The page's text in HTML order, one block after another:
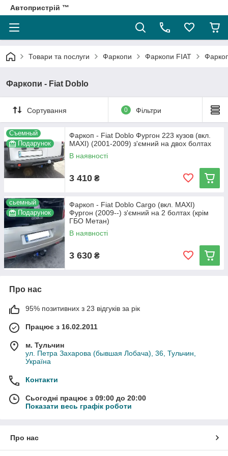
Автопристрій ™
Товари та послуги Фаркопи Фаркопи FIAT
Фаркопи - Fiat Doblo
Сортування 0 Фільтри
Съемный
Подарунок
Фаркоп - Fiat Doblo Фургон 223 кузов (вкл.
MAXI) (2001-2009) з'ємний на двох болтах
В наявності
3 410 ₴
сьемный
Подарунок
Фаркоп - Fiat Doblo Cargo (вкл. MAXI)
Фургон (2009--) з'ємний на 2 болтах (крім
ГБО Метан)
В наявності
3 630 ₴
Про нас
95% позитивних з 23 відгуків за рік
Працює з 16.02.2011
м. Тульчин
ул. Петра Захарова (бывшая Лобача), 36, Тульчин,
Україна
Контакти
Сьогодні працює з 09:00 до 20:00
Показати весь графік роботи
Про нас